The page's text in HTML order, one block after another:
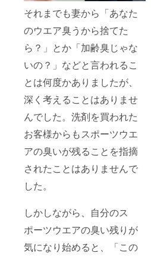
それまでも妻から「あなた
のウエア臭うから捨てた
ら？」とか「加齢臭じゃな
いの？」などと言われるこ
とは何度かありましたが、
深く考えることはありませ
んでした。洗剤を買われた
お客様からもスポーツウエ
アの臭いが残ることを指摘
されたことはありませんで
した。
しかしながら、自分のス
ポーツウエアの臭い残りが
気になり始めると、「この